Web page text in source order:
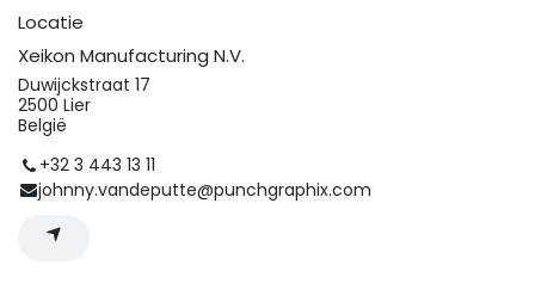
Locatie
Xeikon Manufacturing N.V.
Duwijckstraat 17
2500 Lier
België
+32 3 443 13 11
johnny.vandeputte@punchgraphix.com